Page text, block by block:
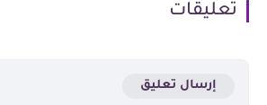
تعليقات
إرسال تعليق